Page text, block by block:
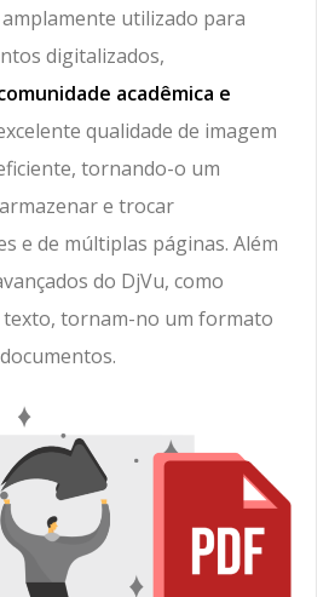
utilizado para
digitalizados,
acadêmica e
qualidade de imagem
tornando-o um
e trocar
e de múltiplas páginas. Além
do DjVu, como
texto, tornam-no um formato